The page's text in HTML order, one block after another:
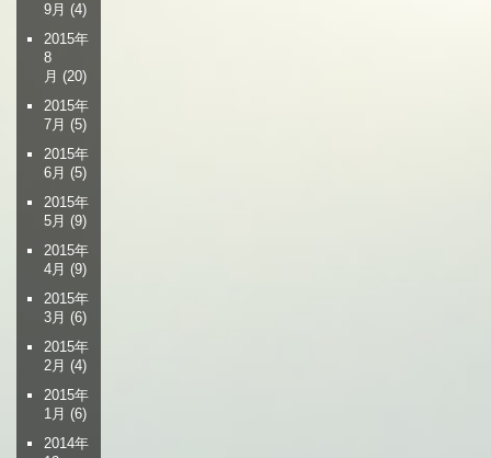
9月 (4)
2015年
8
月 (20)
2015年
7月 (5)
2015年
6月 (5)
2015年
5月 (9)
2015年
4月 (9)
2015年
3月 (6)
2015年
2月 (4)
2015年
1月 (6)
2014年